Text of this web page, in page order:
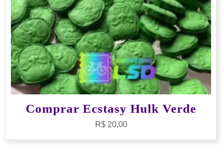
Comprar Ecstasy Hulk Verde
R$20,00